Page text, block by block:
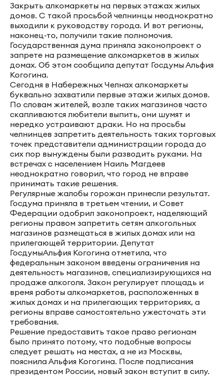
Закрыть алкомаркеты на первых этажах жилых
домов. С такой просьбой челнинцы неоднократно
выходили к руководству города. И вот регионы,
наконец-то, получили такие полномочия.
Государственная дума приняла законопроект о
запрете на размещение алкомаркетов в жилых
домах. Об этом сообщила депутат Госдумы Альфия
Когогина.
Сегодня в Набережных Челнах алкомаркеты
буквально захватили первые этажи жилых домов.
По словам жителей, возле таких магазинов часто
скапливаются любители выпить, они шумят и
нередко устраивают драки. Но на просьбы
челнинцев запретить деятельность таких торговых
точек представители администрации города до
сих пор вынуждены были разводить руками. На
встречах с населением Наиль Магдеев
неоднократно говорил, что город не вправе
принимать такие решения.
Регулярные жалобы горожан принесли результат.
Госдума приняла в третьем чтении, и Совет
Федерации одобрил законопроект, наделяющий
регионы правом запретить сетям алкогольных
магазинов размещаться в жилых домах или на
прилегающей территории. Депутат
ГосдумыАльфия Когогина отметила, что
федеральным законом введены ограничения на
деятельность магазинов, специализирующихся на
продаже алкоголя. Закон регулирует площадь и
время работы алкомаркетов, расположенных в
жилых домах и на прилегающих территориях, а
регионы вправе самостоятельно ужесточать эти
требования.
Решение предоставить такое право регионам
было принято потому, что подобные вопросы
следует решать на местах, а не из Москвы,
пояснила Альфия Когогина. После подписания
президентом России, новый закон вступит в силу.